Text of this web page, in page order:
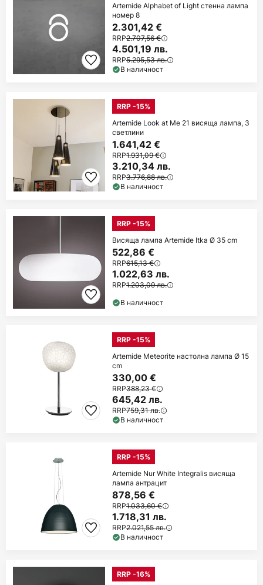
Artemide Alphabet of Light стенна лампа
номер 8
2.301,42 €
RRP2.707,56 €
4.501,19 лв.
RRP5.295,53 лв.
В наличност
RRP -15%
Artemide Look at Me 21 висяща лампа, 3
светлини
1.641,42 €
RRP1.931,09 €
3.210,34 лв.
RRP3.776,88 лв.
В наличност
RRP -15%
Висяща лампа Artemide Itka Ø 35 cm
522,86 €
RRP615,13 €
1.022,63 лв.
RRP1.203,09 лв.
В наличност
RRP -15%
Artemide Meteorite настолна лампа Ø 15
cm
330,00 €
RRP388,23 €
645,42 лв.
RRP759,31 лв.
В наличност
RRP -15%
Artemide Nur White Integralis висяща
лампа антрацит
878,56 €
RRP1.033,60 €
1.718,31 лв.
RRP2.021,55 лв.
В наличност
RRP -16%